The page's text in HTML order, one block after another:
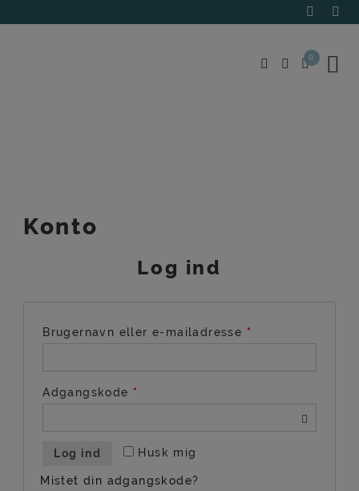
til
0
Konto
Log ind
Brugernavn eller e-mailadresse *
Adgangskode *
Husk mig
Log ind
Mistet din adgangskode?